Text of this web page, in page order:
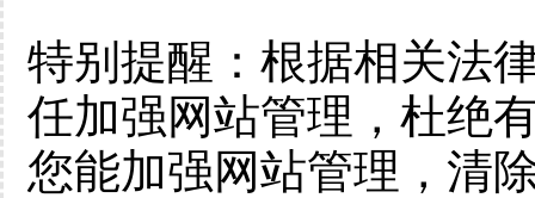
特别提醒：根据相关法
任加强网站管理，杜绝
您能加强网站管理，清